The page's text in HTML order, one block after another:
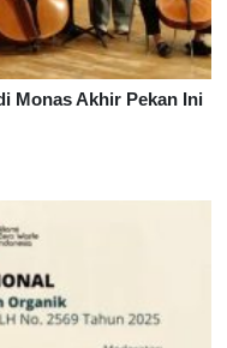
Monas Akhir Pekan Ini